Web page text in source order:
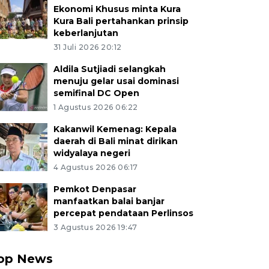
Ekonomi Khusus minta Kura
Kura Bali pertahankan prinsip
keberlanjutan
31 Juli 2026 20:12
Aldila Sutjiadi selangkah
menuju gelar usai dominasi
semifinal DC Open
1 Agustus 2026 06:22
Kakanwil Kemenag: Kepala
daerah di Bali minat dirikan
widyalaya negeri
4 Agustus 2026 06:17
Pemkot Denpasar
manfaatkan balai banjar
percepat pendataan Perlinsos
3 Agustus 2026 19:47
News